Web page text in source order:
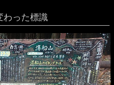
わった標識